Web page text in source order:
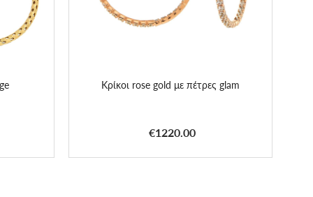
Κρίκοι rose gold με πέτρες glam
€1220.00